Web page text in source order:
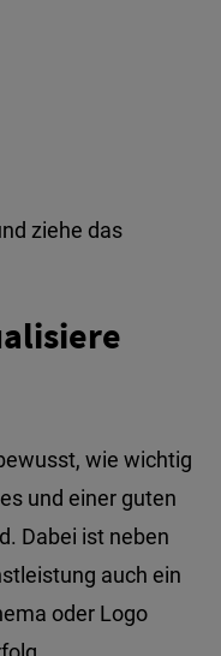
ziehe das
wie wichtig
und einer guten
Dabei ist neben
auch ein
oder Logo